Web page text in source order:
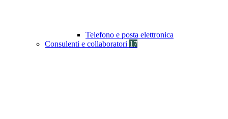
Telefono e posta elettronica
Consulenti e collaboratori 17